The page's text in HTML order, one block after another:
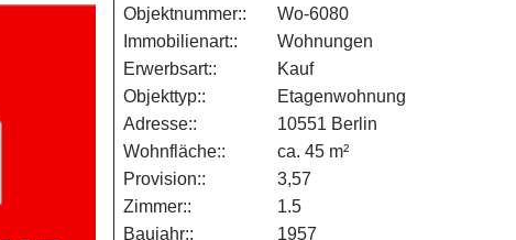
Objektnummer::
Wo-6080
Immobilienart::
Wohnungen
Erwerbsart::
Kauf
Objekttyp::
Etagenwohnung
Adresse::
10551 Berlin
Wohnfläche::
ca. 45 m²
Provision::
3,57
Zimmer::
1.5
Baujahr::
1957